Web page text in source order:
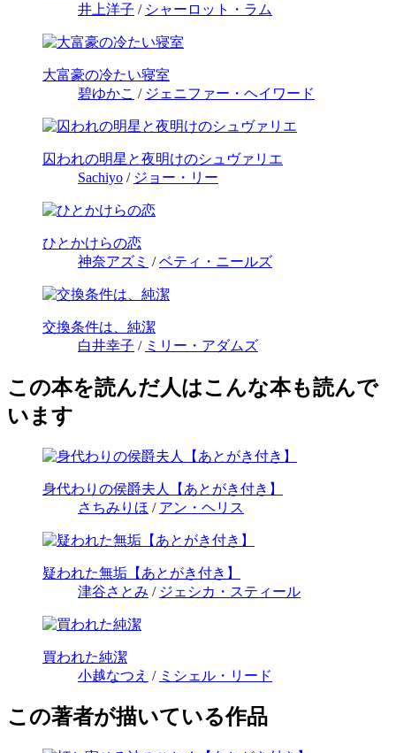
井上洋子 / シャーロット・ラム
大富豪の冷たい寝室
碧ゆかこ / ジェニファー・ヘイワード
囚われの明星と夜明けのシュヴァリエ
Sachiyo / ジョー・リー
ひとかけらの恋
神奈アズミ /ベティ・ニールズ
交換条件は、純潔
白井幸子 / ミリー・アダムズ
この本を読んだ人はこんな本も読んで
います
身代わりの侯爵夫人【あとがき付き】
さちみりほ / アン・ヘリス
疑われた無垢【あとがき付き】
津谷さとみ / ジェシカ・スティール
買われた純潔
小越なつえ / ミシェル・リード
この著者が描いている作品